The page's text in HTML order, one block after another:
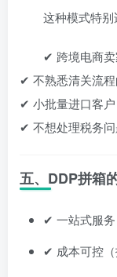
这种模式特别
✔ 跨境电商卖
✔ 不熟悉清关流
✔ 小批量进口客户
✔ 不想处理税务
五、DDP拼箱
✔ 一站式服务
✔ 成本可控（